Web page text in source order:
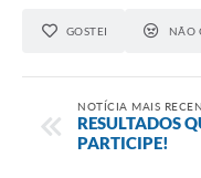
GOSTEI NÃO
NOTÍCIA MAIS
RESULTADOS
PARTICIPE!